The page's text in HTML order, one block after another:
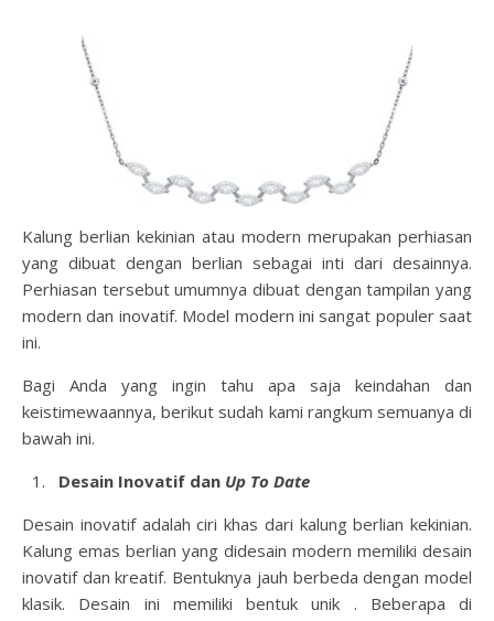
Kalung berlian kekinian atau modern merupakan perhiasan
yang dibuat dengan berlian sebagai inti dari desainnya.
Perhiasan tersebut umumnya dibuat dengan tampilan yang
modern dan inovatif. Model modern ini sangat populer saat
ini.
Bagi Anda yang ingin tahu apa saja keindahan dan
keistimewaannya, berikut sudah kami rangkum semuanya di
bawah ini.
Desain Inovatif dan Up To Date
Desain inovatif adalah ciri khas dari kalung berlian kekinian.
Kalung emas berlian yang didesain modern memiliki desain
inovatif dan kreatif. Bentuknya jauh berbeda dengan model
klasik. Desain ini memiliki bentuk unik . Beberapa di